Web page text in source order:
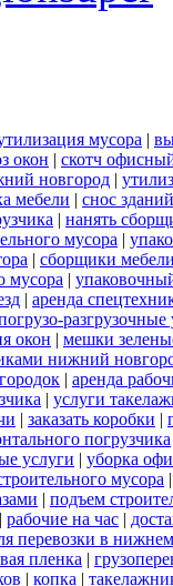
мусора |
окон | скотч
новгород |
мебели | снос зданий
| нанять
мусора |
| сборщики
мусора |
| аренда
разгрузочные
окон | мешки
нижний
| аренда
| услуги
| заказать коробки |
погрузчика
услуги | уборка
мусора
| подъем
| рабочие на час |
перевозки в
пленка |
| копка |